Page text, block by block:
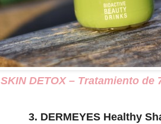
SKIN DETOX – Tratamiento de
3. DERMEYES Healthy